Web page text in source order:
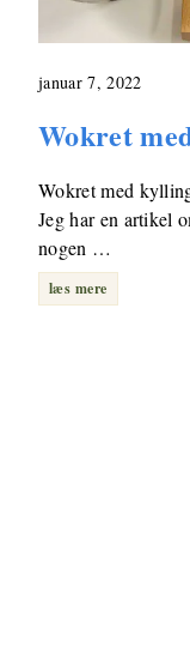
januar 7, 2022
Wokret
Wokret med
Jeg har en artikel
nogen …
læs mere